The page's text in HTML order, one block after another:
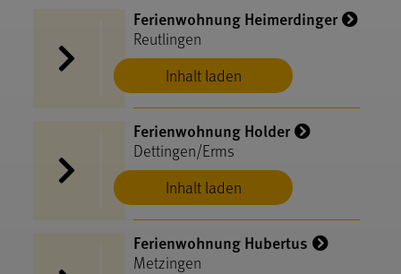
Inhalt laden
Ferienwohnung Heimerdinger
Reutlingen
Inhalt laden
Ferienwohnung Holder
Dettingen/Erms
Ferienwohnung Hubertus
Metzingen